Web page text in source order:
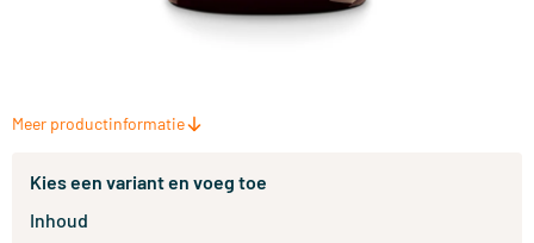
Meer productinformatie
Kies een variant en voeg toe
Inhoud